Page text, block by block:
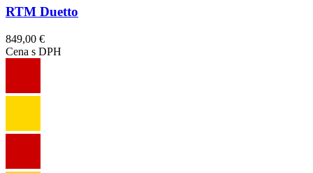
RTM Duetto
849,00 €
Cena s DPH